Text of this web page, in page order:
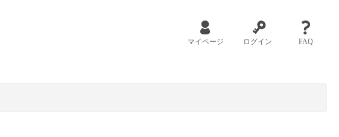
マイページ ログイン FAQ